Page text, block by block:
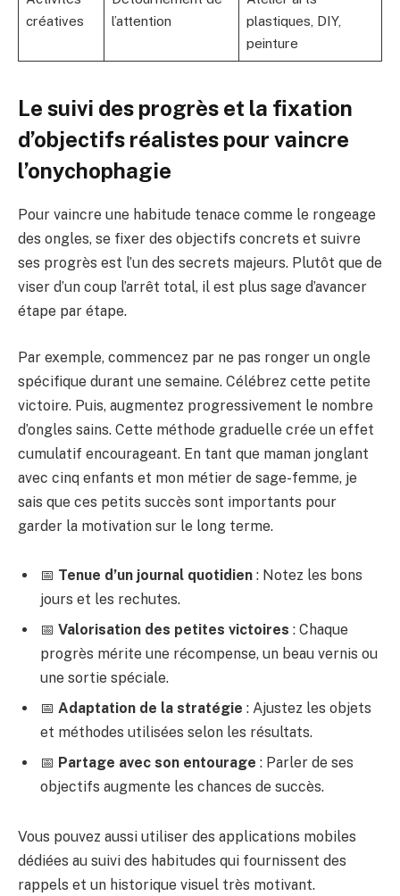
créatives
l’attention
plastiques, DIY,
peinture
Le suivi des progrès et la fixation
d’objectifs réalistes pour vaincre
l’onychophagie
Pour vaincre une habitude tenace comme le rongeage
des ongles, se fixer des objectifs concrets et suivre
ses progrès est l’un des secrets majeurs. Plutôt que de
viser d’un coup l’arrêt total, il est plus sage d’avancer
étape par étape.
Par exemple, commencez par ne pas ronger un ongle
spécifique durant une semaine. Célébrez cette petite
victoire. Puis, augmentez progressivement le nombre
d’ongles sains. Cette méthode graduelle crée un effet
cumulatif encourageant. En tant que maman jonglant
avec cinq enfants et mon métier de sage-femme, je
sais que ces petits succès sont importants pour
garder la motivation sur le long terme.
📅 Tenue d’un journal quotidien : Notez les bons
jours et les rechutes.
📅 Valorisation des petites victoires : Chaque
progrès mérite une récompense, un beau vernis ou
une sortie spéciale.
📅 Adaptation de la stratégie : Ajustez les objets
et méthodes utilisées selon les résultats.
📅 Partage avec son entourage : Parler de ses
objectifs augmente les chances de succès.
Vous pouvez aussi utiliser des applications mobiles
dédiées au suivi des habitudes qui fournissent des
rappels et un historique visuel très motivant.